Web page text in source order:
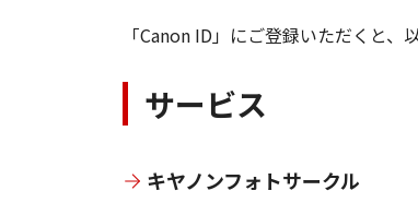
「Canon ID」にご登録いただくと
サービス
キヤノンフォトサークル